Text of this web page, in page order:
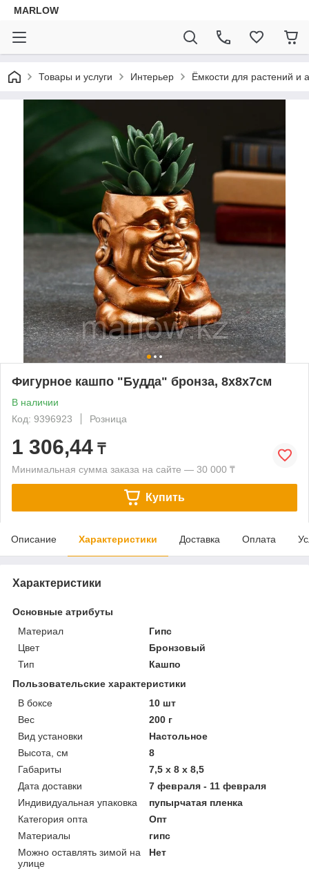
MARLOW
Товары и услуги Интерьер Ёмкости для растений и
Фигурное кашпо "Будда" бронза, 8х8х7см
В наличии
Код: 9396923
Розница
1 306,44 ₸
Минимальная сумма заказа на сайте — 30 000 ₸
Купить
Описание Характеристики Доставка Оплата
Характеристики
Основные атрибуты
Материал
Гипс
Цвет
Бронзовый
Тип
Кашпо
Пользовательские характеристики
В боксе
10 шт
Вес
200 г
Вид установки
Настольное
Высота, см
8
Габариты
7,5 x 8 x 8,5
Дата доставки
7 февраля - 11 февраля
Индивидуальная упаковка
пупырчатая пленка
Категория опта
Опт
Материалы
гипс
Можно оставлять зимой на
улице
Нет